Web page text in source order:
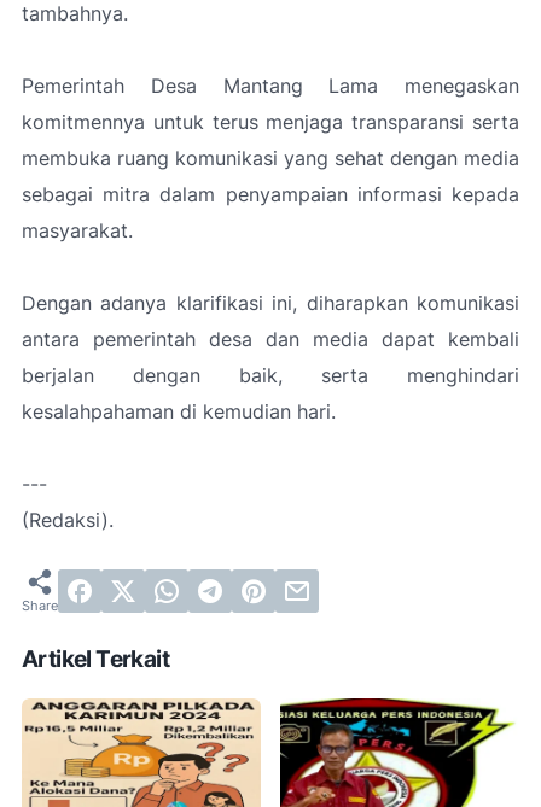
tambahnya.
Pemerintah Desa Mantang Lama menegaskan
komitmennya untuk terus menjaga transparansi serta
membuka ruang komunikasi yang sehat dengan media
sebagai mitra dalam penyampaian informasi kepada
masyarakat.
Dengan adanya klarifikasi ini, diharapkan komunikasi
antara pemerintah desa dan media dapat kembali
berjalan dengan baik, serta menghindari
kesalahpahaman di kemudian hari.
---
(Redaksi).
Artikel Terkait